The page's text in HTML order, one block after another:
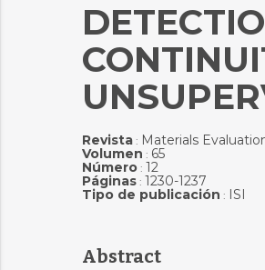
Revista: Materials
Volumen : 65
Número: 12
Páginas: 1230-1237
Tipo de publicación : ISI
Abstract